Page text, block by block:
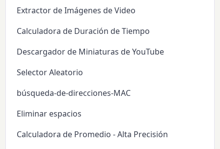
Extractor de Imágenes de Video
Calculadora de Duración de Tiempo
Descargador de Miniaturas de YouTube
Selector Aleatorio
búsqueda-de-direcciones-MAC
Eliminar espacios
Calculadora de Promedio - Alta Precisión